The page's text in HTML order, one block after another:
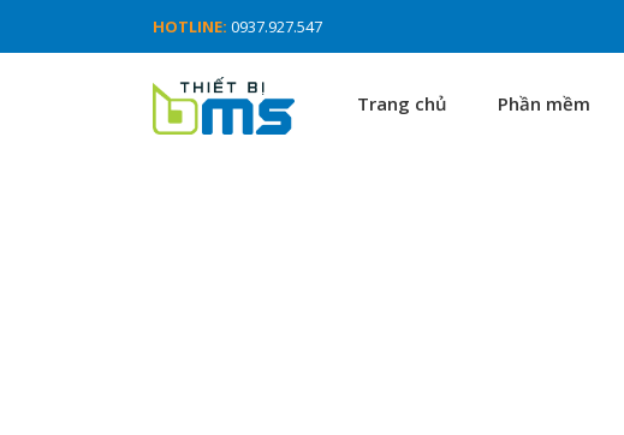
HOTLINE: 0937.927.547
Trang chủ Phần mềm